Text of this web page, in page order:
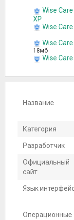
Wise
XP
Wise
Wise
18мб
Wise
Название
Категория
Разработчик
Официальный
сайт
Язык
Операционные